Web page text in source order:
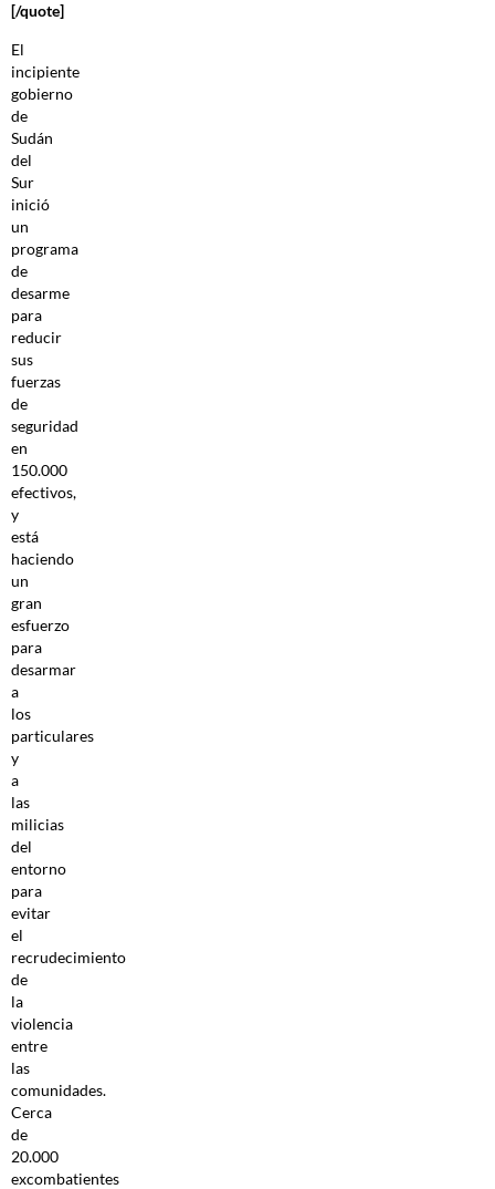
[/quote]
El
incipiente
gobierno
de
Sudán
del
Sur
inició
un
programa
de
desarme
para
reducir
sus
fuerzas
de
seguridad
en
150.000
efectivos,
y
está
haciendo
un
gran
esfuerzo
para
desarmar
a
los
particulares
y
a
las
milicias
del
entorno
para
evitar
el
recrudecimiento
de
la
violencia
entre
las
comunidades.
Cerca
de
20.000
excombatientes